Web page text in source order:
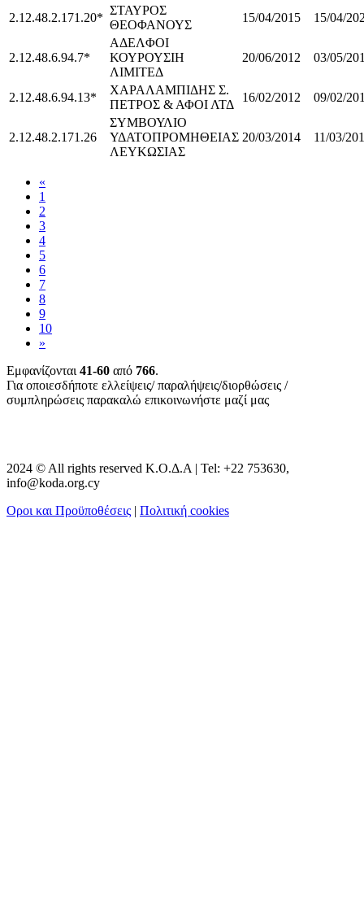
2.12.48.2.171.20*
ΣΤΑΥΡΟΣ
ΘΕΟΦΑΝΟΥΣ
15/04/2015 15/04/
2.12.48.6.94.7*
ΑΔΕΛΦΟΙ
ΚΟΥΡΟΥΣΙΗ
ΛΙΜΙΤΕΔ
20/06/2012 03/05/
2.12.48.6.94.13*
ΧΑΡΑΛΑΜΠΙΔΗΣ Σ.
ΠΕΤΡΟΣ & ΑΦΟΙ ΛΤΔ
16/02/2012 09/02/
2.12.48.2.171.26
ΣΥΜΒΟΥΛΙΟ
ΥΔΑΤΟΠΡΟΜΗΘΕΙΑΣ
ΛΕΥΚΩΣΙΑΣ
20/03/2014 11/03/
«
1
2
3
4
5
6
7
8
9
10
»
Εμφανίζονται 41-60 από 766.
Για οποιεσδήποτε ελλείψεις/ παραλήψεις/διορθώσεις /
συμπληρώσεις παρακαλώ επικοινωνήστε μαζί μας
2024 © All rights reserved Κ.Ο.Δ.Α | Tel: +22 753630,
info@koda.org.cy
Οροι και Προϋποθέσεις | Πολιτική cookies